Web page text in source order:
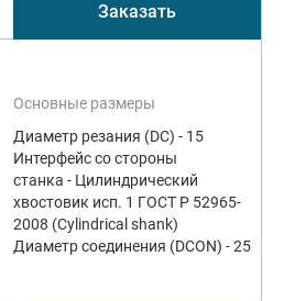
Заказать
Основные размеры
Диаметр резания (DC) - 15
Интерфейс со стороны
станка - Цилиндрический
хвостовик исп. 1 ГОСТ Р 52965-
2008 (Cylindrical shank)
Диаметр соединения (DCON) - 25